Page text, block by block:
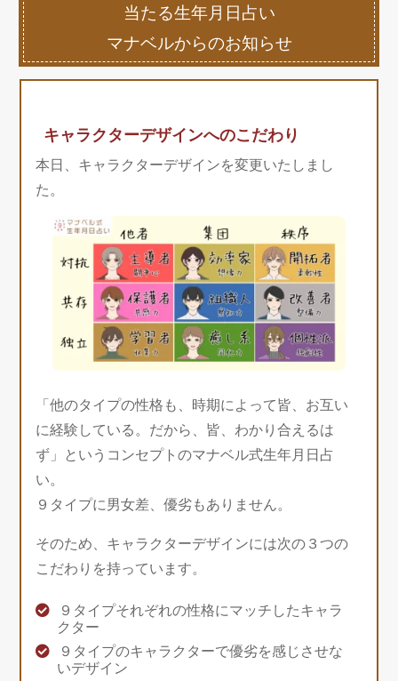
当たる生年月日占い
マナベルからのお知らせ
キャラクターデザインへのこだわり
本日、キャラクターデザインを変更いたしまし
た。
「他のタイプの性格も、時期によって皆、お互い
に経験している。だから、皆、わかり合えるは
ず」というコンセプトのマナベル式生年月日占
い。
９タイプに男女差、優劣もありません。
そのため、キャラクターデザインには次の３つの
こだわりを持っています。
９タイプそれぞれの性格にマッチしたキャラ
クター
９タイプのキャラクターで優劣を感じさせな
いデザイン